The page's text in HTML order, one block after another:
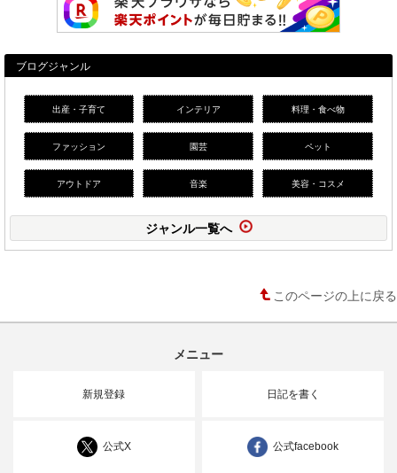
ブログジャンル
出産・子育て インテリア 料理・食べ物
ファッション 園芸 ペット
アウトドア 音楽 美容・コスメ
ジャンル一覧へ
このページの上に戻る
メニュー
新規登録 日記を書く
公式X 公式facebook